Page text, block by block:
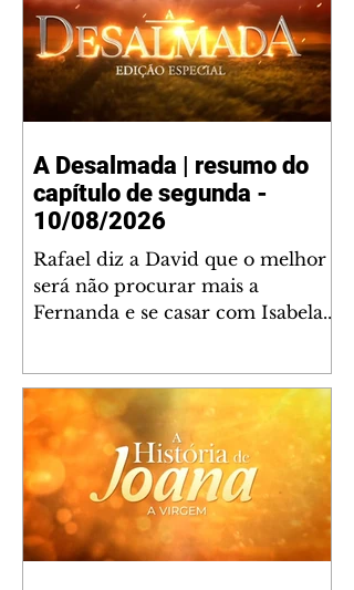
A Desalmada | resumo do
capítulo de segunda -
10/08/2026
Rafael diz a David que o melhor
será não procurar mais a
Fernanda e se casar com Isabela.
amante. Diante do túmulo de
Santiago, Fernanda diz que quer
justiça para ele mas, ao mesmo
tempo, se apaixonou por Rafael.
Martina critica David por ainda
não conhecer Clara e Sandra.
Fernanda confessa a Joana que